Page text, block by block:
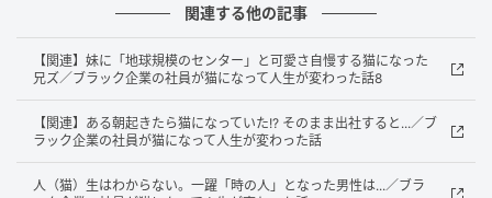
関連する他の記事
【関連】妹に「地球規模のセンター」と可愛さ自慢する猫になった
兄ズ／ブラック企業の社員が猫になって人生が変わった話8
【関連】ある朝起きたら猫になっていた!? そのまま出社すると...／ブ
ラック企業の社員が猫になって人生が変わった話
人（猫）生はわからない。一躍「時の人」となった男性は...／ブラ